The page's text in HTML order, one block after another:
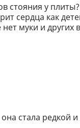
стояния у
сердца как
муки и других
стала редкой и